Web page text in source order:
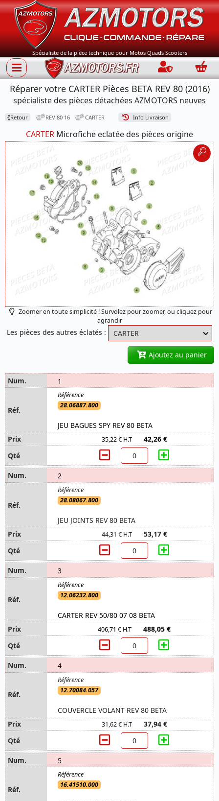
Spécialiste de la pièce technique pour Motos Quads Scooters
Connection
Réparer votre CARTER Pièces BETA REV 80 (2016)
spécialiste des pièces détachées AZMOTORS neuves
⟪Retour REV 80 16 CARTER Info Livraison
CARTER Microfiche eclatée des pièces origine
Zoomer en toute simplicité ! Survolez pour zoomer, ou cliquez pour
agrandir
Les pièces des autres éclatés :
Ajoutez au panier
1
28.06887.800
JEU BAGUES SPY REV 80 BETA
35,22 € H.T 42,26 €
2
28.08067.800
JEU JOINTS REV 80 BETA
44,31 € H.T 53,17 €
3
12.06232.800
CARTER REV 50/80 07 08 BETA
406,71 € H.T 488,05 €
4
12.70084.057
COUVERCLE VOLANT REV 80 BETA
31,62 € H.T 37,94 €
5
16.41510.000